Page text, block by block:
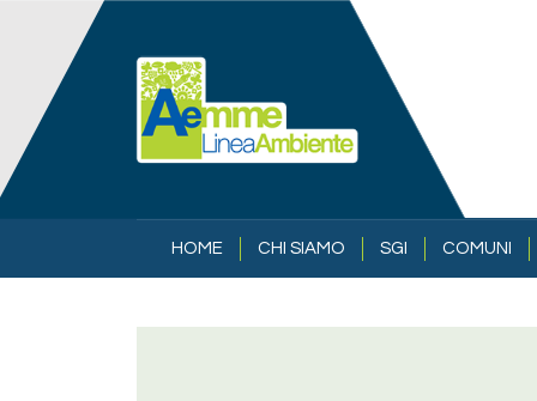
Salta al contenuto principale
NAVIGAZIONE PRINCIPALE
HOME CHI SIAMO SGI COMUNI